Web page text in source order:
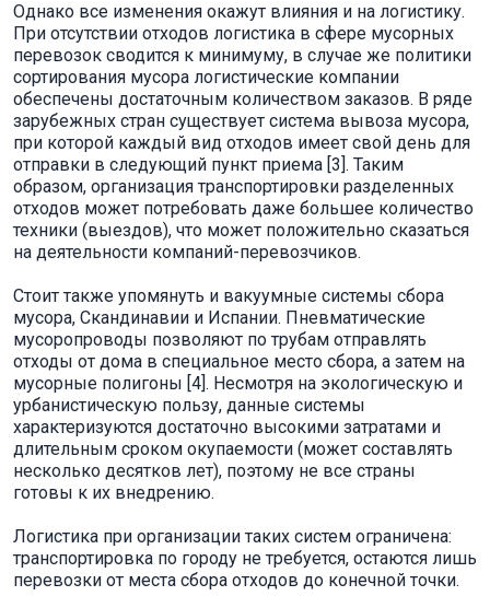
Однако все изменения окажут влияния и на логистику.
При отсутствии отходов логистика в сфере мусорных
перевозок сводится к минимуму, в случае же политики
сортирования мусора логистические компании
обеспечены достаточным количеством заказов. В ряде
зарубежных стран существует система вывоза мусора,
при которой каждый вид отходов имеет свой день для
отправки в следующий пункт приема [3]. Таким
образом, организация транспортировки разделенных
отходов может потребовать даже большее количество
техники (выездов), что может положительно сказаться
на деятельности компаний-перевозчиков.
Стоит также упомянуть и вакуумные системы сбора
мусора, Скандинавии и Испании. Пневматические
мусоропроводы позволяют по трубам отправлять
отходы от дома в специальное место сбора, а затем на
мусорные полигоны [4]. Несмотря на экологическую и
урбанистическую пользу, данные системы
характеризуются достаточно высокими затратами и
длительным сроком окупаемости (может составлять
несколько десятков лет), поэтому не все страны
готовы к их внедрению.
Логистика при организации таких систем ограничена:
транспортировка по городу не требуется, остаются лишь
перевозки от места сбора отходов до конечной точки.